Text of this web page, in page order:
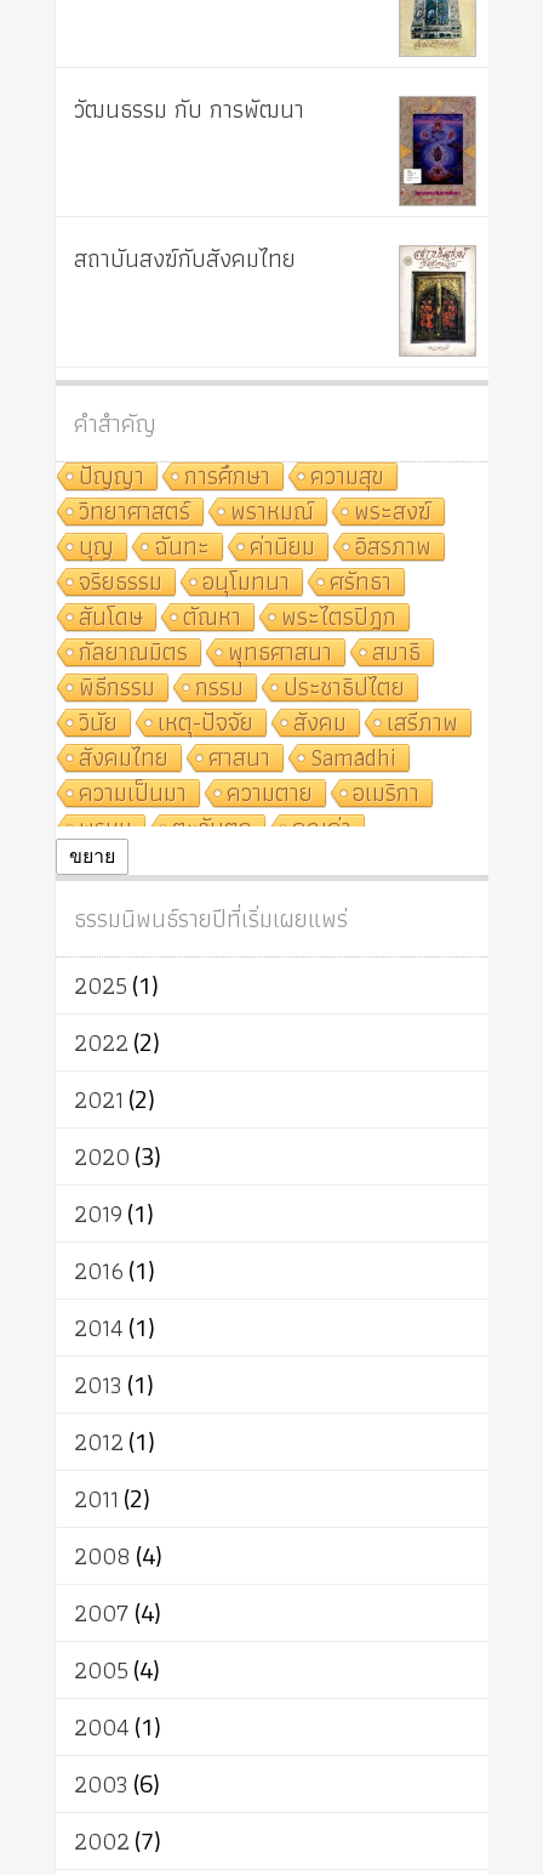
วัฒนธรรม กับ การพัฒนา
สถาบันสงฆ์กับสังคมไทย
คำสำคัญ
ปัญญา
การศึกษา
ความสุข
วิทยาศาสตร์
พราหมณ์
พระสงฆ์
บุญ
ฉันทะ ค่านิยม
อิสรภาพ
จริยธรรม
อนุโมทนา
ศรัทธา
สันโดษ
ตัณหา
พระไตรปิฎก
กัลยาณมิตร
พุทธศาสนา
สมาธิ
พิธีกรรม
กรรม
ประชาธิปไตย
วินัย
เหตุ-ปัจจัย สังคม
เสรีภาพ
สังคมไทย
ศาสนา
Samādhi
ความเป็นมา
ความตาย
อเมริกา
พรหม
ตะวันตก
คุณค่า
ปฏิจจสมุปบาท
ศาสนาประจำชาติ
อินเดีย
ผู้บริโภค
ธรรมาธิปไตย
จักร
การแยกรัฐกับศาสนา
ธรรมชาติ
เทคโนโลยี
สิทธิ
พุทธบริษัท
อัตถะ
เทวดา
ขยาย
ธรรมนิพนธ์รายปีที่เริ่มเผยแพร่
2025(1)
2022(2)
2021 (2)
2020(3)
2019(1)
2016(1)
2014(1)
2013 (1)
2012(1)
2011 (2)
2008 (4)
2007(4)
2005(4)
2004(1)
2003 (6)
2002(7)